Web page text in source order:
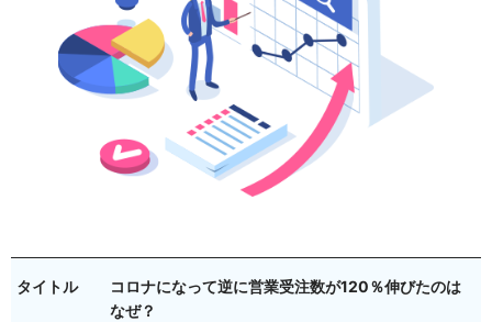
タイトル
コロナになって逆に営業受注数が120％伸びたのは
なぜ？